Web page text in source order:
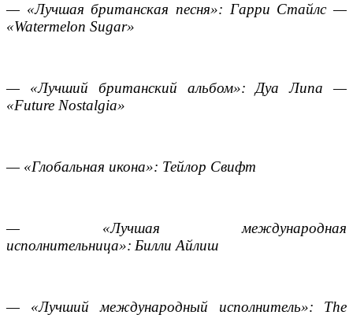
— «Лучшая британская песня»: Гарри Стайлс —
«Watermelon Sugar»
— «Лучший британский альбом»: Дуа Липа —
«Future Nostalgia»
— «Глобальная икона»: Тейлор Свифт
— «Лучшая международная
исполнительница»: Билли Айлиш
— «Лучший международный исполнитель»:
The